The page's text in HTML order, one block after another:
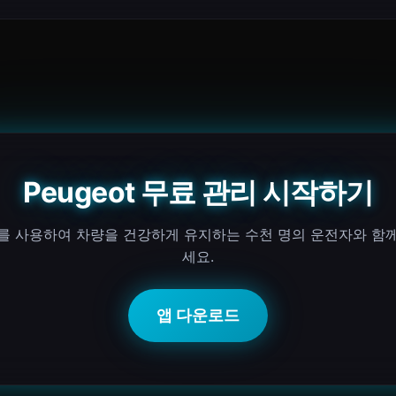
Peugeot 무료 관리 시작하기
사용하여 차량을 건강하게 유지하는 수천 명의 운전자와 함
세요.
앱 다운로드